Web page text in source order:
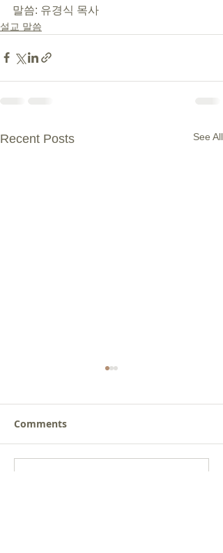
말씀: 유경식 목사
설교 말씀
Recent Posts See All
Comments